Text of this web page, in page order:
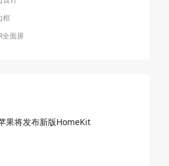
框
全面屏
果将发布新版HomeKit